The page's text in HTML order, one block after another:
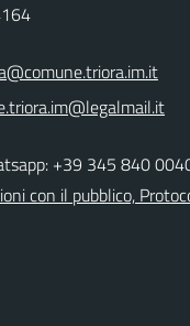
+39 345 840
con il pubblico,